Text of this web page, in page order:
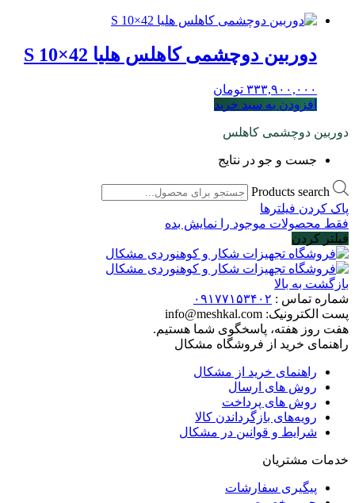
دوربین دوچشمی کاهلس هلیا 42×10 S
۳۳۳,۹۰۰,۰۰۰ تومان
افزودن به سبد خرید
دوربین دوچشمی کاهلس
جست و جو در نتایج
Products search
پاک کردن فیلترها
فقط محصولات موجود را نمایش بده
فیلتر کردن
بازگشت به بالا
شماره تماس : ۰۹۱۷۷۱۵۳۴۰۲
پست الکترونیک: info@meshkal.com
هفت روز هفته، پاسخگوی شما هستیم.
راهنمای خرید از فروشگاه مشکال
راهنمای خرید از مشکال
روش های ارسال
روش های پرداخت
رویه‌های بازگرداندن کالا
شرایط و قوانین در مشکال
خدمات مشتریان
پیگیری سفارشات